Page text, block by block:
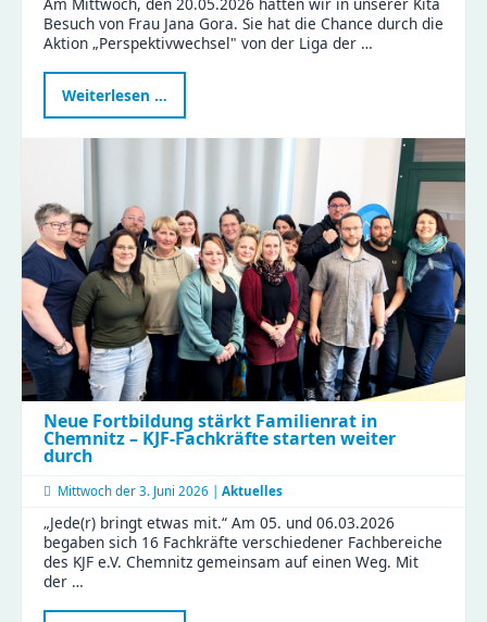
Besuch von Frau Jana Gora. Sie hat die Chance durch die
Aktion „Perspektivwechsel" von der Liga der …
Weiterlesen …
Jana
Gora
Alltag
hautnah
beim
Perspektivwechsel
in
Wittgensdorf
Neue Fortbildung stärkt Familienrat in
Chemnitz – KJF-Fachkräfte starten weiter
durch
Mittwoch der 3. Juni 2026 | Aktuelles
„Jede(r) bringt etwas mit.“ Am 05. und 06.03.2026
begaben sich 16 Fachkräfte verschiedener Fachbereiche
des KJF e.V. Chemnitz gemeinsam auf einen Weg. Mit
der …